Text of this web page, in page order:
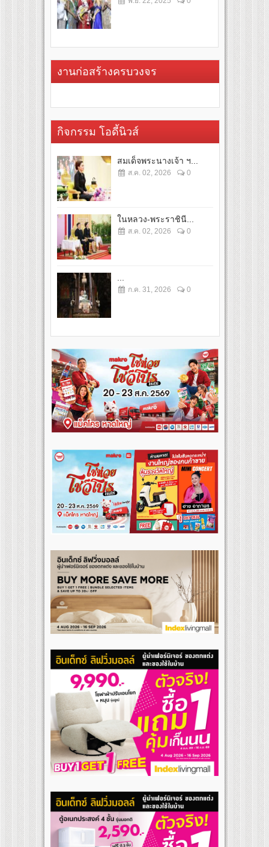
งานก่อสร้างครบวงจร
กิจกรรม โอดี้นิวส์
สมเด็จพระนางเจ้า ฯ...
ส.ค. 02, 2026 0
ในหลวง-พระราชินี...
ส.ค. 02, 2026 0
ก.ค. 31, 2026 0